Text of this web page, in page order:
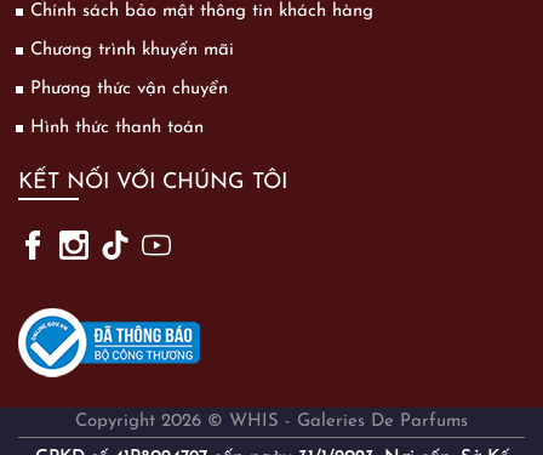
Chính sách bảo mật thông tin khách hàng
Chương trình khuyến mãi
Phương thức vận chuyển
Hình thức thanh toán
KẾT NỐI VỚI CHÚNG TÔI
Copyright 2026 © WHIS - Galeries De Parfums